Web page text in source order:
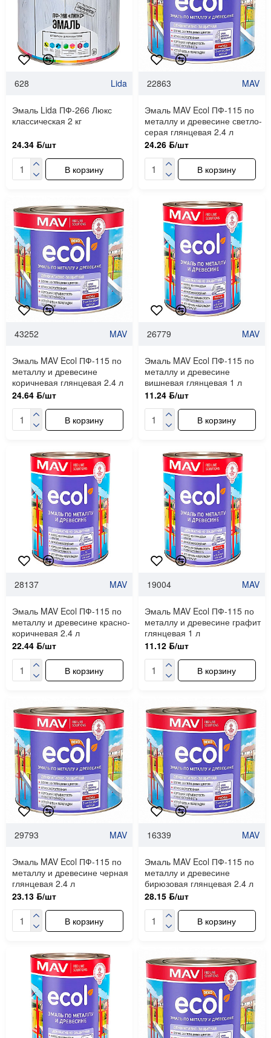
628 Lida
Эмаль Lida ПФ-266 Люкс
классическая 2 кг
24.34 ƃ/шт
В корзину
22863 MAV
Эмаль MAV Ecol ПФ-115 по
металлу и древесине светло-
серая глянцевая 2.4 л
24.26 ƃ/шт
В корзину
43252 MAV
Эмаль MAV Ecol ПФ-115 по
металлу и древесине
коричневая глянцевая 2.4 л
24.64 ƃ/шт
В корзину
26779 MAV
Эмаль MAV Ecol ПФ-115 по
металлу и древесине
вишневая глянцевая 1 л
11.24 ƃ/шт
В корзину
28137 MAV
Эмаль MAV Ecol ПФ-115 по
металлу и древесине красно-
коричневая 2.4 л
22.44 ƃ/шт
В корзину
19004 MAV
Эмаль MAV Ecol ПФ-115 по
металлу и древесине графит
глянцевая 1 л
11.12 ƃ/шт
В корзину
29793 MAV
Эмаль MAV Ecol ПФ-115 по
металлу и древесине черная
глянцевая 2.4 л
23.13 ƃ/шт
В корзину
16339 MAV
Эмаль MAV Ecol ПФ-115 по
металлу и древесине
бирюзовая глянцевая 2.4 л
28.15 ƃ/шт
В корзину